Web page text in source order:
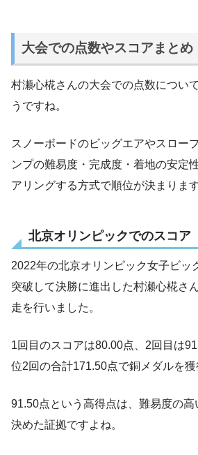
大会での点数やスコアまとめ
村瀬心椛さんの大会での点数につい
うですね。
スノーボードのビッグエアやスロー
ンプの難易度・完成度・着地の安定
アリングする方式で順位が決まります
北京オリンピックでのスコア
2022年の北京オリンピック女子ビッ
突破して決勝に進出した村瀬心椛さ
走を行いました。
1回目のスコアは80.00点、2回目は
位2回の合計171.50点で銅メダルを獲
91.50点という高得点は、難易度の
決めた証拠ですよね。